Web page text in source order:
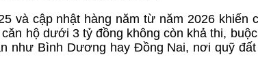
và cập nhật hàng năm từ năm 2026 khiến
hộ dưới 3 tỷ đồng không còn khả thi,
như Bình Dương hay Đồng Nai, nơi quỹ